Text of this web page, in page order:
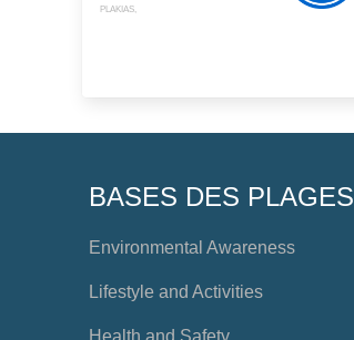
PLAKIAS,
BASES DES PLAGES
Environmental Awareness
Lifestyle and Activities
Health and Safety